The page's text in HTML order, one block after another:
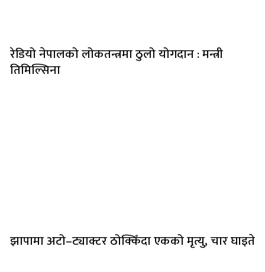
रेडियो नेपालको लोकतन्त्रमा ठुलो योगदान : मन्त्री
तिमिल्सिना
झापामा अटो–ट्याक्टर ठोक्किँदा एकको मृत्यु, चार घाइते